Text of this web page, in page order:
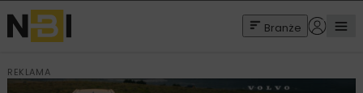
Branże
REKLAMA